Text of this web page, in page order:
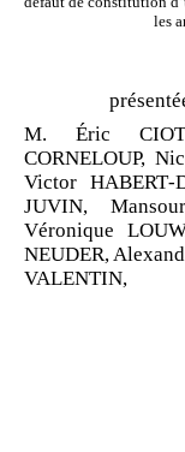
les
M. Éric
CORNELOUP,
Victor HABERT‑
JUVIN,
Véronique
NEUDER,
VALENTIN,